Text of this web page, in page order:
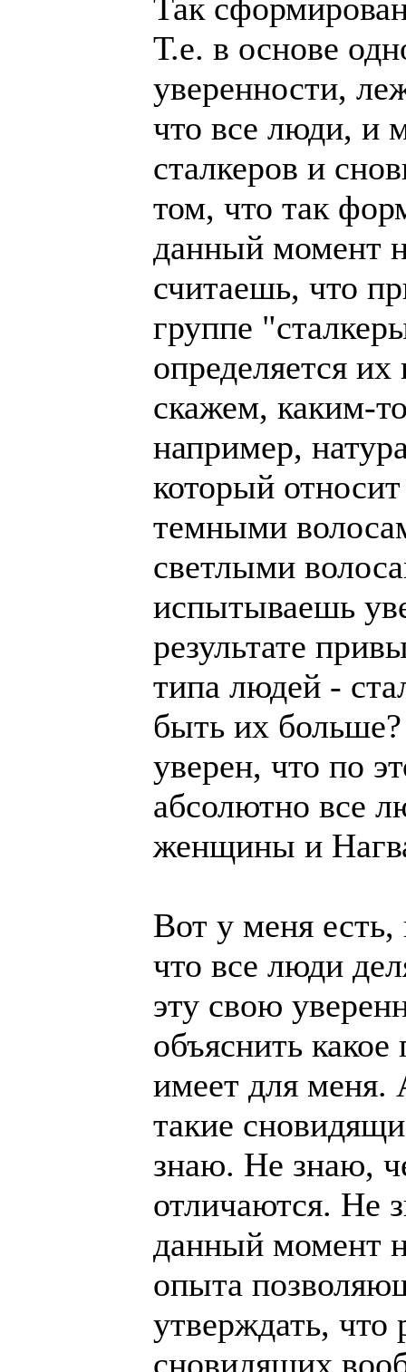
Так
Т.е. в основе
уверенности,
что все люди, и
сталкеров и
том, что так
данный момент
считаешь, что
группе
определяется
скажем, каким-
например,
который
темными
светлыми
испытываешь
результате
типа людей -
быть их
уверен, что по
абсолютно все
женщины и
Вот у меня
что все люди
эту свою
объяснить какое
имеет для меня.
такие
знаю. Не знаю,
отличаются. Не
данный момент
опыта
утверждать, что
сновидящих